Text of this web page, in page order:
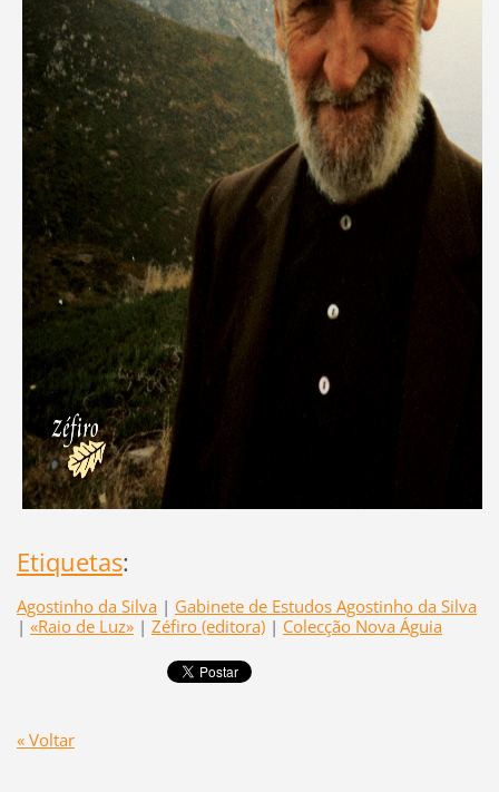
Etiquetas:
Agostinho da Silva | Gabinete de Estudos Agostinho da Silva
| «Raio de Luz» | Zéfiro (editora) | Colecção Nova Águia
« Voltar